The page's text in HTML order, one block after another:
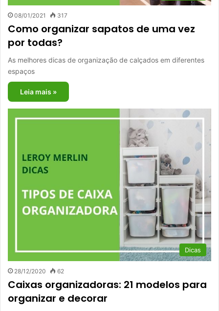
08/01/2021 317
Como organizar sapatos de uma vez
por todas?
As melhores dicas de organização de calçados em diferentes
espaços
Leia mais »
Dicas
28/12/2020 62
Caixas organizadoras: 21 modelos para
organizar e decorar